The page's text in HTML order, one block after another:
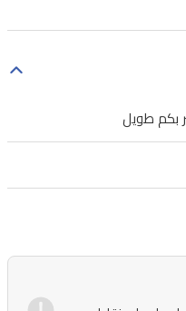
بكم طويل